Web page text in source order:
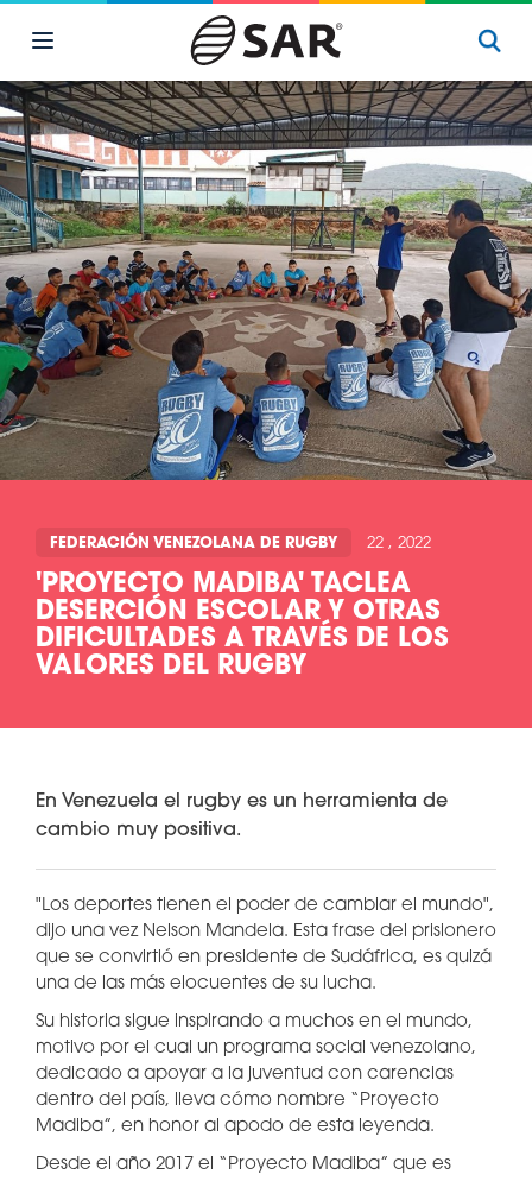
FEDERACIÓN VENEZOLANA DE RUGBY 22 , 2022
'PROYECTO MADIBA' TACLEA
DESERCIÓN ESCOLAR Y OTRAS
DIFICULTADES A TRAVÉS DE LOS
VALORES DEL RUGBY
En Venezuela el rugby es un herramienta de
cambio muy positiva.
"Los deportes tienen el poder de cambiar el mundo",
dijo una vez Nelson Mandela. Esta frase del prisionero
que se convirtió en presidente de Sudáfrica, es quizá
una de las más elocuentes de su lucha.
Su historia sigue inspirando a muchos en el mundo,
motivo por el cual un programa social venezolano,
dedicado a apoyar a la juventud con carencias
dentro del país, lleva cómo nombre “Proyecto
Madiba”, en honor al apodo de esta leyenda.
Desde el año 2017 el “Proyecto Madiba” que es